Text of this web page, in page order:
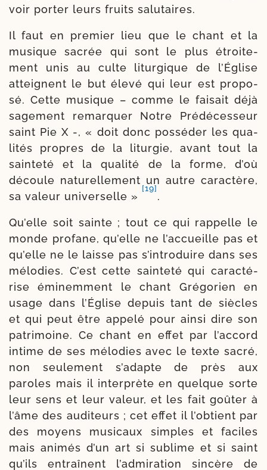
voir por­ter leurs fruits salutaires.
Il faut en pre­mier lieu que le chant et la
musique sacrée qui sont le plus étroi­te­
ment unis au culte litur­gique de l’Église
atteignent le but éle­vé qui leur est pro­po­
sé. Cette musique – comme le fai­sait déjà
sage­ment remar­quer Notre Prédécesseur
saint Pie X -, « doit donc pos­sé­der les qua­
li­tés propres de la litur­gie, avant tout la
sain­te­té et la qua­li­té de la forme, d’où
découle natu­rel­le­ment un autre carac­tère,
sa valeur uni­ver­selle »
[19]
.
Qu’elle soit sainte ; tout ce qui rap­pelle le
monde pro­fane, qu’elle ne l’accueille pas et
qu’elle ne le laisse pas s’introduire dans ses
mélo­dies. C’est cette sain­te­té qui carac­té­
rise émi­nem­ment le chant Grégorien en
usage dans l’Église depuis tant de siècles
et qui peut être appe­lé pour ain­si dire son
patri­moine. Ce chant en effet par l’accord
intime de ses mélo­dies avec le texte sacré,
non seule­ment s’adapte de près aux
paroles mais il inter­prète en quelque sorte
leur sens et leur valeur, et les fait goû­ter à
l’âme des audi­teurs ; cet effet il l’obtient par
des moyens musi­caux simples et faciles
mais ani­més d’un art si sublime et si saint
qu’ils entraînent l’admiration sin­cère de